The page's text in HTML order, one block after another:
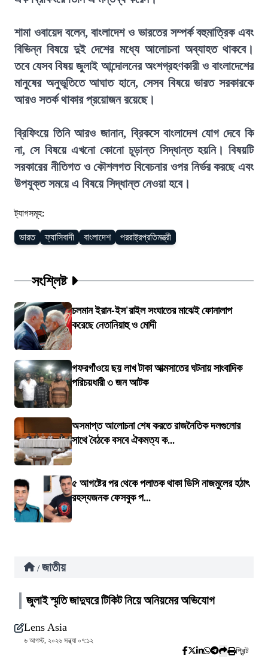
শামা ওবায়েদ বলেন, বাংলাদেশ ও ভারতের সম্পর্ক বহুমাত্রিক এবং
বিভিন্ন বিষয়ে দুই দেশের মধ্যে আলোচনা অব্যাহত থাকবে।
তবে যেসব বিষয় জুলাই আন্দোলনের অংশগ্রহণকারী ও বাংলাদেশের
মানুষের অনুভূতিতে আঘাত হানে, সেসব বিষয়ে ভারত সরকারকে
আরও সতর্ক থাকার প্রয়োজন রয়েছে।
ব্রিফিংয়ে তিনি আরও জানান, ব্রিকসে বাংলাদেশ যোগ দেবে কি
না, সে বিষয়ে এখনো কোনো চূড়ান্ত সিদ্ধান্ত হয়নি। বিষয়টি
সরকারের নীতিগত ও কৌশলগত বিবেচনার ওপর নির্ভর করছে এবং
উপযুক্ত সময়ে এ বিষয়ে সিদ্ধান্ত নেওয়া হবে।
ট্যাগসমূহ:
ভারত ফ্যাসিবাদী বাংলাদেশ পররাষ্ট্রপ্রতিমন্ত্রী
সংশ্লিষ্ট
চলমান ইরান-ইস'রাইল সংঘাতের মাঝেই ফোনালাপ
করেছে নেতানিয়াহু ও মোদী
গফরগাঁওয়ে ছয় লাখ টাকা আত্মসাতের ঘটনায় সাংবাদিক
পরিচয়ধারী ৩ জন আটক
অসমাপ্ত আলোচনা শেষ করতে রাজনৈতিক দলগুলোর
সাথে বৈঠকে বসবে ঐকমত্য ক...
৫ আগষ্টের পর থেকে পলাতক থাকা ডিসি নাজমুলের হঠাৎ
রহস্যজনক ফেসবুক প...
/ জাতীয়
জুলাই স্মৃতি জাদুঘরে টিকিট নিয়ে অনিয়মের অভিযোগ
Lens Asia
৬ আগস্ট, ২০২৬ সন্ধ্যা ০৭:১২
প্রিন্ট